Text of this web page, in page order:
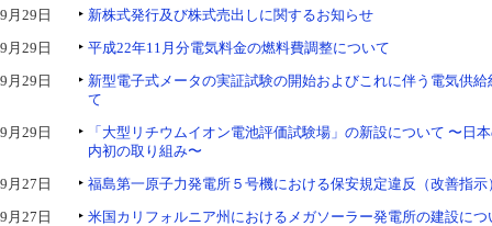
9月29日
新株式発行及び株式売出しに関するお知らせ
9月29日
平成22年11月分電気料金の燃料費調整について
9月29日
新型電子式メータの実証試験の開始およびこれに伴う電気供
て
9月29日
「大型リチウムイオン電池評価試験場」の新設について 〜日
内初の取り組み〜
9月27日
福島第一原子力発電所５号機における保安規定違反（改善指示
9月27日
米国カリフォルニア州におけるメガソーラー発電所の建設に